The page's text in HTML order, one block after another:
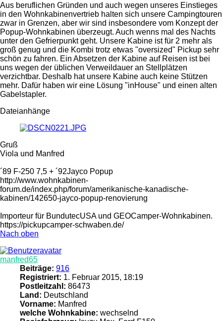
Aus beruflichen Gründen und auch wegen unseres Einstieges
in den Wohnkabinenvertrieb halten sich unsere Campingtouren
zwar in Grenzen, aber wir sind insbesondere vom Konzept der
Popup-Wohnkabinen überzeugt. Auch wenns mal des Nachts
unter den Gefrierpunkt geht. Unsere Kabine ist für 2 mehr als
groß genug und die Kombi trotz etwas "oversized" Pickup sehr
schön zu fahren. Ein Absetzen der Kabine auf Reisen ist bei
uns wegen der üblichen Verweildauer an Stellplätzen
verzichtbar. Deshalb hat unsere Kabine auch keine Stützen
mehr. Dafür haben wir eine Lösung "inHouse" und einen alten
Gabelstapler.
Dateianhänge
Gruß
Viola und Manfred
´89 F-250 7,5 + ´92Jayco Popup
http://www.wohnkabinen-
forum.de/index.php/forum/amerikanische-kanadische-
kabinen/142650-jayco-popup-renovierung
Importeur für BundutecUSA und GEOCamper-Wohnkabinen.
https://pickupcamper-schwaben.de/
Nach oben
manfred65
Beiträge: 916
Registriert: 1. Februar 2015, 18:19
Postleitzahl: 86473
Land: Deutschland
Vorname: Manfred
welche Wohnkabine: wechselnd